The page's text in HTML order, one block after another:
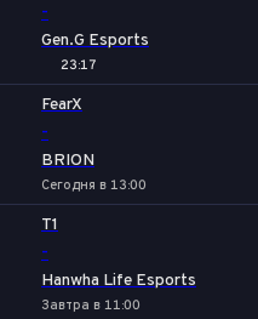
-
Gen.G Esports
23:17
FearX
-
BRION
Сегодня в 13:00
T1
-
Hanwha Life Esports
Завтра в 11:00